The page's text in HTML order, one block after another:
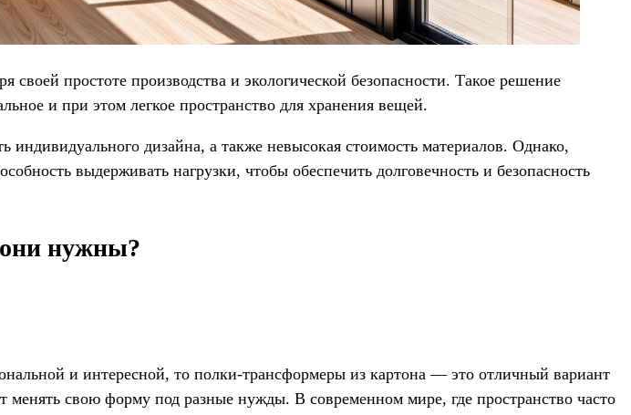
простоте производства и экологической безопасности. Такое решение
и при этом легкое пространство для хранения вещей.
дизайна, а также невысокая стоимость материалов. Однако,
выдерживать нагрузки, чтобы обеспечить долговечность и безопасность
нужны?
и интересной, то полки-трансформеры из картона — это отличный вариант
свою форму под разные нужды. В современном мире, где пространство часто